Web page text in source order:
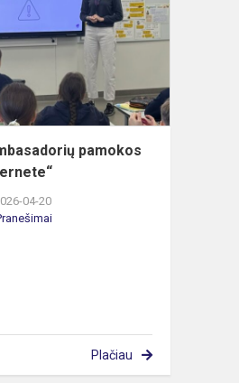
pamokos
04-20
Plačiau